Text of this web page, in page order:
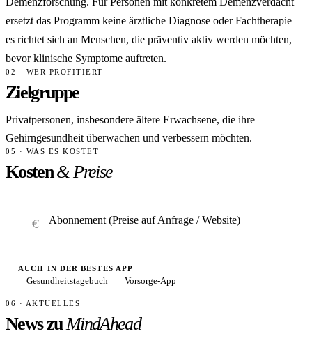
ersetzt das Programm keine ärztliche Diagnose oder Fachtherapie –
es richtet sich an Menschen, die präventiv aktiv werden möchten,
bevor klinische Symptome auftreten.
02 · WER PROFITIERT
Zielgruppe
Privatpersonen, insbesondere ältere Erwachsene, die ihre
Gehirngesundheit überwachen und verbessern möchten.
05 · WAS ES KOSTET
Kosten& Preise
Abonnement (Preise auf Anfrage / Website)
AUCH IN DER BESTES APP
Gesundheitstagebuch Vorsorge-App
06 · AKTUELLES
News zuMindAhead